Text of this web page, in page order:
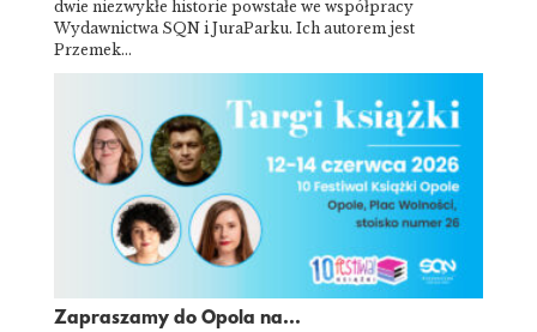
dwie niezwykłe historie powstałe we współpracy
Wydawnictwa SQN i JuraParku. Ich autorem jest
Przemek…
Zapraszamy do Opola na...